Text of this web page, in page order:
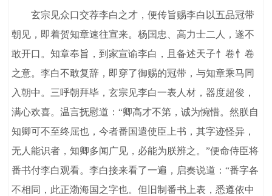
玄宗见众口交荐李白之才，便传旨赐李白以五品冠带
朝见，即着贺知章速往宣来。杨国忠、高力士二人，遂不
敢开口。知章奉旨，到家宣谕李白，且备述天子忄卷忄卷
之意。李白不敢复辞，即穿了御赐的冠带，与知章乘马同
入朝中。三呼朝拜毕，玄宗见李白一表人材，器度超俊，
满心欢喜。温言抚慰道：“卿高才不第，诚为惋惜。然朕自
知卿可不至终屈也，今者番国遣使臣上书，其字迹怪异，
无人能识者，知卿多闻广见，必能为朕辨之。”便命侍臣将
番书付李白观看。李白接来看了一遍，启奏说道：“番字各
不相同，此正渤海国之字也。但旧制番书上表，悉遵依中